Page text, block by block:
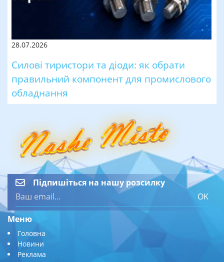
28.07.2026
Силові тиристори та діоди: як обрати
правильний компонент для промислового
обладнання
Підпишіться на нашу розсилку
OK
Меню
Головна
Новини
Реклама